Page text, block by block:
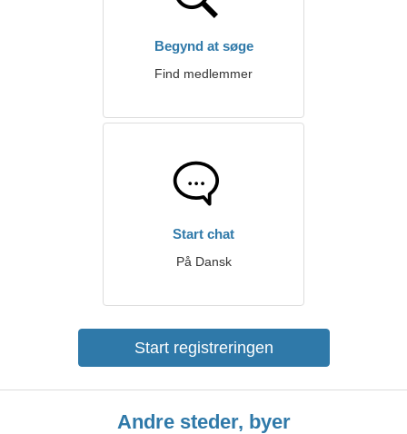
Begynd at søge
Find medlemmer
Start chat
På Dansk
Start registreringen
Andre steder, byer